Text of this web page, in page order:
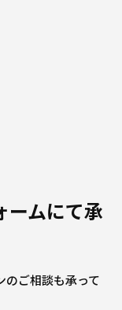
ームにて承
のご相談も承って